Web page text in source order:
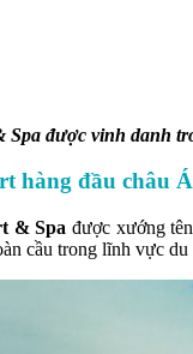
được vinh danh
hàng đầu châu Á
& Spa được xướng
cầu trong lĩnh vực